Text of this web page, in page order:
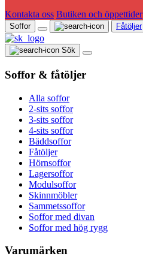
Kontakta oss Butiken och öppettider
Soffor Fåtöljer
Sök
Soffor & fåtöljer
Alla soffor
2-sits soffor
3-sits soffor
4-sits soffor
Bäddsoffor
Fåtöljer
Hörnsoffor
Lagersoffor
Modulsoffor
Skinnmöbler
Sammetssoffor
Soffor med divan
Soffor med hög rygg
Varumärken